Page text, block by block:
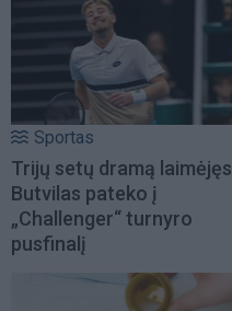
Sportas
Trijų setų dramą laimėjęs
Butvilas pateko į
„Challenger“ turnyro
pusfinalį